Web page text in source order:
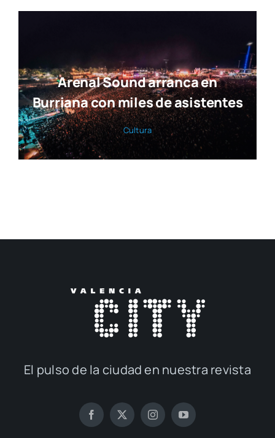
Arenal Sound arranca en
Burriana con miles de asistentes
Cul­tu­ra
El pul­so de la ciu­dad en nues­tra revis­ta